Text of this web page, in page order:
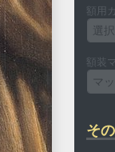
額用
選
額装
マ
そ